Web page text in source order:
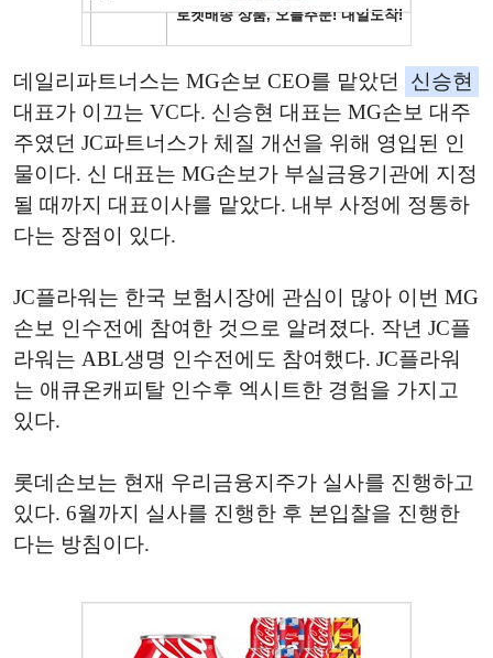
데일리파트너스는 MG손보 CEO를 맡았던
신승현
대표가 이끄는 VC다. 신승현 대표는 MG손보 대주
주였던 JC파트너스가 체질 개선을 위해 영입된 인
물이다. 신 대표는 MG손보가 부실금융기관에 지정
될 때까지 대표이사를 맡았다. 내부 사정에 정통하
다는 장점이 있다.
JC플라워는 한국 보험시장에 관심이 많아 이번 MG
손보 인수전에 참여한 것으로 알려졌다. 작년 JC플
라워는 ABL생명 인수전에도 참여했다. JC플라워
는 애큐온캐피탈 인수후 엑시트한 경험을 가지고
있다.
롯데손보는 현재 우리금융지주가 실사를 진행하고
있다. 6월까지 실사를 진행한 후 본입찰을 진행한
다는 방침이다.